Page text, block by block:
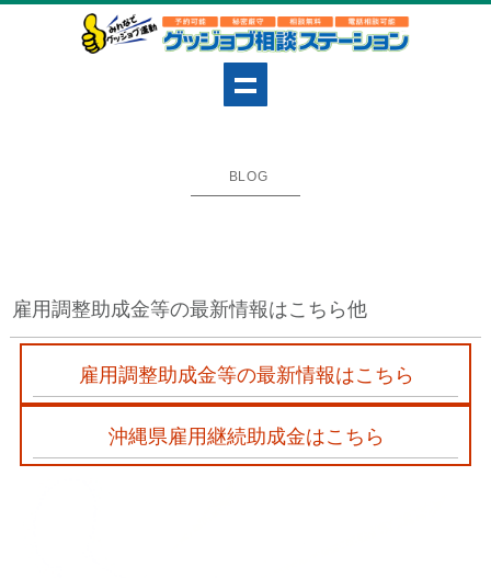
BLOG
雇用調整助成金等の最新情報はこちら他
雇用調整助成金等の最新情報はこちら
沖縄県雇用継続助成金はこちら